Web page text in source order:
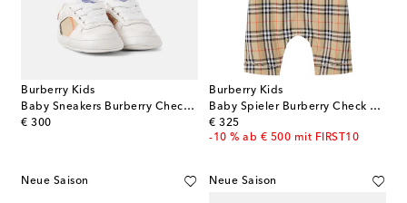
Burberry Kids
Baby Sneakers Burberry Check aus Leder
€ 300
original price
Burberry Kids
Baby Spieler Burberry Check aus Baumwolle
€ 325
original price
-10 % ab € 500 mit FIRST10
Neue Saison Neue Saison